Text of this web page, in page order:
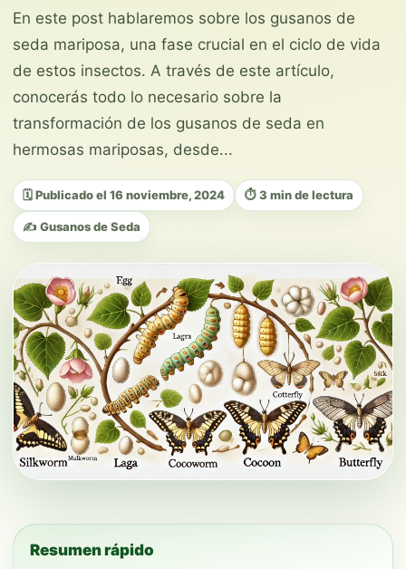
En este post hablaremos sobre los gusanos de
seda mariposa, una fase crucial en el ciclo de vida
de estos insectos. A través de este artículo,
conocerás todo lo necesario sobre la
transformación de los gusanos de seda en
hermosas mariposas, desde...
🗓️ Publicado el 16 noviembre, 2024 ⏱️ 3 min de lectura
✍️ Gusanos de Seda
Resumen rápido